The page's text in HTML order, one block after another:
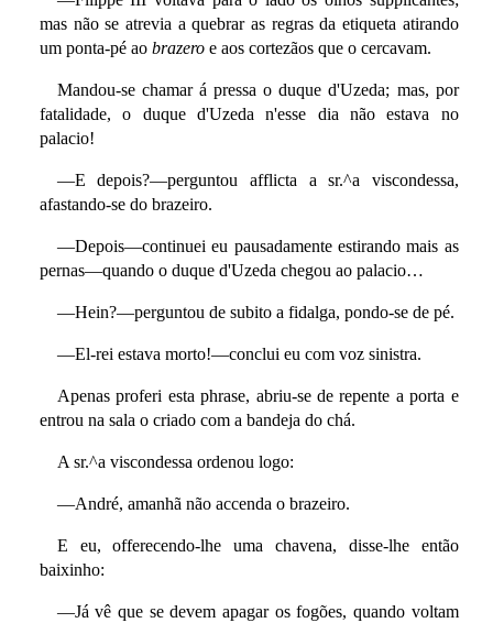
mas não se atrevia a quebrar as regras da etiqueta atirando
um ponta-pé ao brazeroe aos cortezãos que o cercavam.
Mandou-se chamar á pressa o duque d'Uzeda; mas, por
fatalidade, o duque d'Uzeda n'esse dia não estava no
palacio!
—E depois?—perguntou afflicta a sr.^a viscondessa,
afastando-se do brazeiro.
—Depois—continuei eu pausadamente estirando mais as
pernas—quando o duque d'Uzeda chegou ao palacio…
—Hein?—perguntou de subito a fidalga, pondo-se de pé.
—El-rei estava morto!—conclui eu com voz sinistra.
Apenas proferi esta phrase, abriu-se de repente a porta e
entrou na sala o criado com a bandeja do chá.
A sr.^a viscondessa ordenou logo:
—André, amanhã não accenda o brazeiro.
E eu, offerecendo-lhe uma chavena, disse-lhe então
baixinho:
—Já vê que se devem apagar os fogões, quando voltam